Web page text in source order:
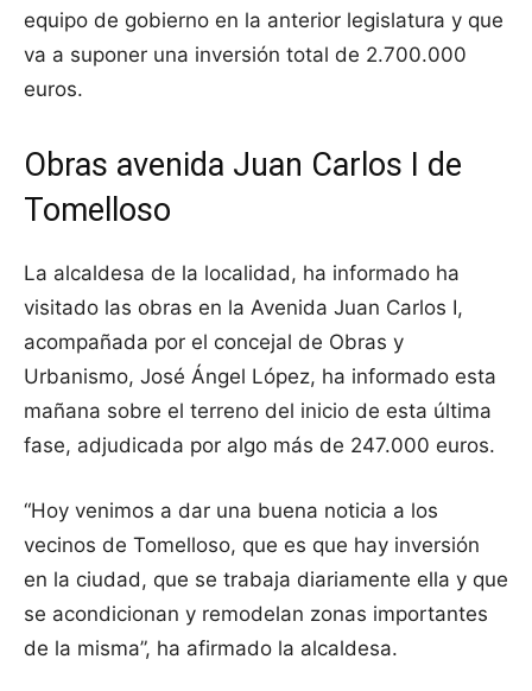
equipo de gobierno en la anterior legislatura y que
va a suponer una inversión total de 2.700.000
euros.
Obras avenida Juan Carlos I de
Tomelloso
La alcaldesa de la localidad, ha informado ha
visitado las obras en la Avenida Juan Carlos I,
acompañada por el concejal de Obras y
Urbanismo, José Ángel López, ha informado esta
mañana sobre el terreno del inicio de esta última
fase, adjudicada por algo más de 247.000 euros.
“Hoy venimos a dar una buena noticia a los
vecinos de Tomelloso, que es que hay inversión
en la ciudad, que se trabaja diariamente ella y que
se acondicionan y remodelan zonas importantes
de la misma”, ha afirmado la alcaldesa.